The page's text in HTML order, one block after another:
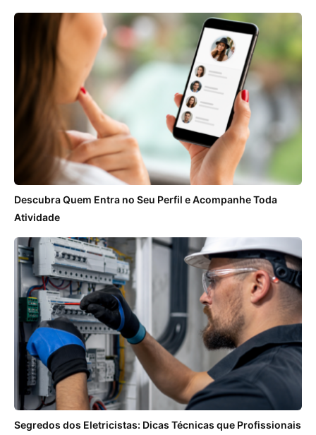
Descubra Quem Entra no Seu Perfil e Acompanhe Toda
Atividade
Segredos dos Eletricistas: Dicas Técnicas que Profissionais